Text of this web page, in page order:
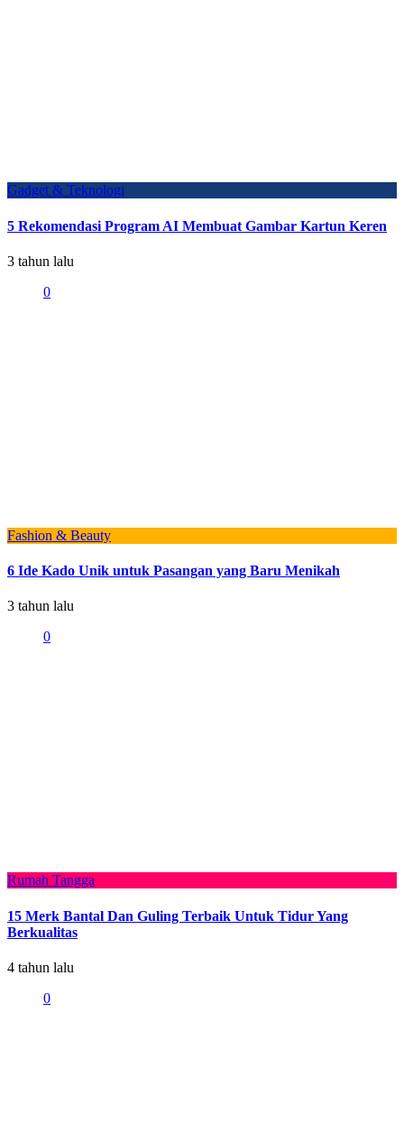
Gadget & Teknologi
5 Rekomendasi Program AI Membuat Gambar Kartun Keren
3 tahun lalu
0
Fashion & Beauty
6 Ide Kado Unik untuk Pasangan yang Baru Menikah
3 tahun lalu
0
Rumah Tangga
15 Merk Bantal Dan Guling Terbaik Untuk Tidur Yang
Berkualitas
4 tahun lalu
0